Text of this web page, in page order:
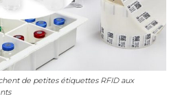
de petites étiquettes RFID aux